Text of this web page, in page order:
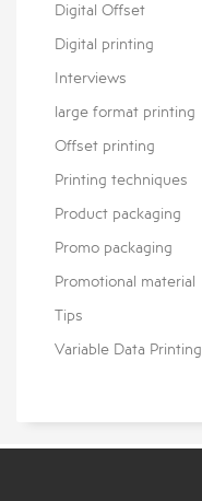
Digital Offset
Digital printing
Interviews
large format printing
Offset printing
Printing techniques
Product packaging
Promo packaging
Promotional material
Tips
Variable Data Printing